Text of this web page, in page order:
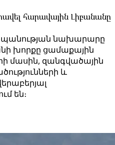
հարավային Լիբանանը
նախարարը
խորքը ցամաքային
մասին, զանգվածային
և
են։